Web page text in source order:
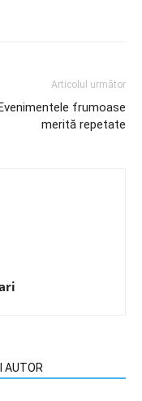
Articolul următor
frumoase
merită repetate
AUTOR